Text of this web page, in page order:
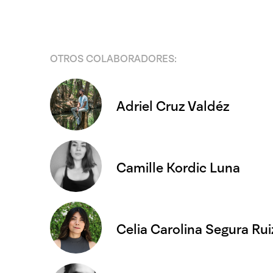
OTROS COLABORADORES:
Adriel Cruz Valdéz
Camille Kordic Luna
Celia Carolina Segura